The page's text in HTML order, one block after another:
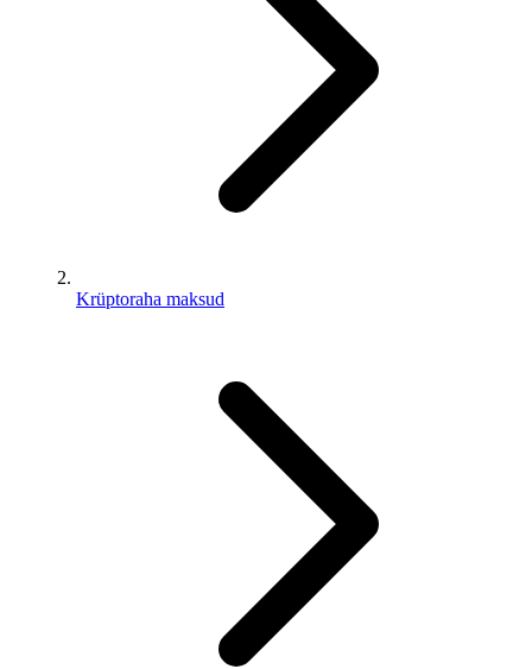
Krüptoraha maksud